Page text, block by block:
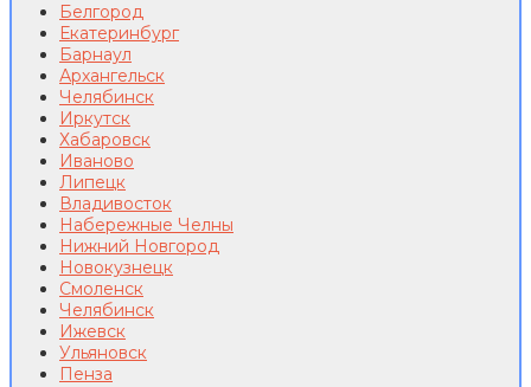
Белгород
Екатеринбург
Барнаул
Архангельск
Челябинск
Иркутск
Хабаровск
Иваново
Липецк
Владивосток
Набережные Челны
Нижний Новгород
Новокузнецк
Смоленск
Челябинск
Ижевск
Ульяновск
Пенза